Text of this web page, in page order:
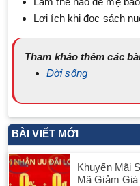
Lợi ích khi đọc sách
Tham khảo thêm các
Đời sống
BÀI VIẾT MỚI
Khuyến Mãi
Mã Giảm